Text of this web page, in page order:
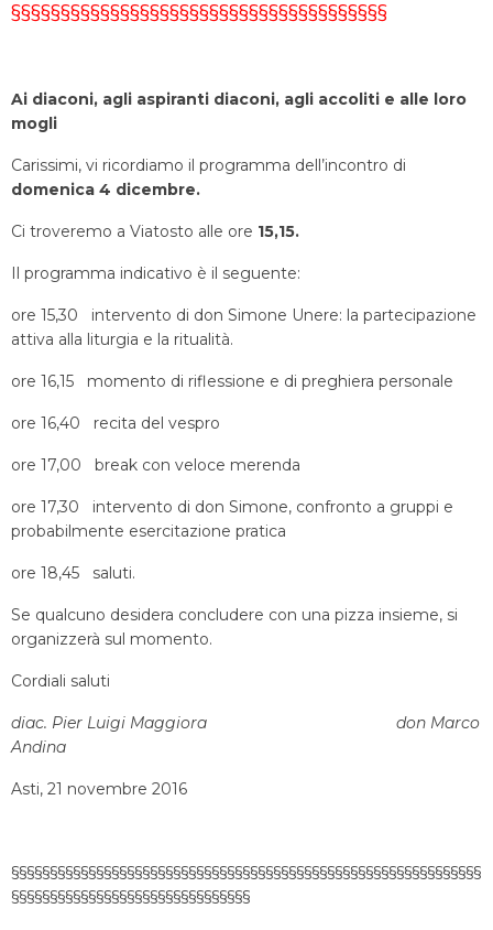
§§§§§§§§§§§§§§§§§§§§§§§§§§§§§§§§§§§§§§
Ai diaconi, agli aspiranti diaconi, agli accoliti e alle loro
mogli
Carissimi, vi ricordiamo il programma dell’incontro di
domenica 4 dicembre.
Ci troveremo a Viatosto alle ore 15,15.
Il programma indicativo è il seguente:
ore 15,30 intervento di don Simone Unere: la partecipazione
attiva alla liturgia e la ritualità.
ore 16,15 momento di riflessione e di preghiera personale
ore 16,40 recita del vespro
ore 17,00 break con veloce merenda
ore 17,30 intervento di don Simone, confronto a gruppi e
probabilmente esercitazione pratica
ore 18,45 saluti.
Se qualcuno desidera concludere con una pizza insieme, si
organizzerà sul momento.
Cordiali saluti
diac. Pier Luigi Maggiora
don Marco
Andina
Asti, 21 novembre 2016
§§§§§§§§§§§§§§§§§§§§§§§§§§§§§§§§§§§§§§§§§§§§§§§§§§§§§§§§§§§§§
§§§§§§§§§§§§§§§§§§§§§§§§§§§§§§§